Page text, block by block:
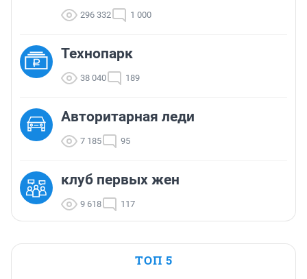
296 332 1 000
Технопарк
38 040 189
Авторитарная леди
7 185 95
клуб первых жен
9 618 117
ТОП 5